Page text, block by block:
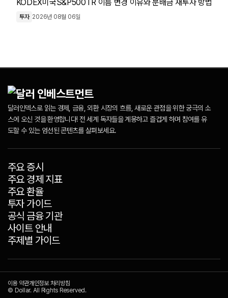
KODEX미국S&P500TR 이름 변경 이유와 분배금 재투자 방법
투자 2026년 08월 06일
달러인덱스로 읽는 경제, 금융, 외환 시장의 흐름, 새로운 관점을 위한 궁극의 소
스에 오신 것을 환영합니다! 전 세계 독자들을 계몽하고 즐겁게 하며 참여를 유
도할 수 있는 엄선된 콘텐츠를 살펴보세요.
주요 증시
주요 경제 지표
주요 환율
투자 가이드
공식 금융 기관
사이트 안내
주제별 가이드
이용 약관개인정보 처리방침
© Dollar. All Rights Reserved.